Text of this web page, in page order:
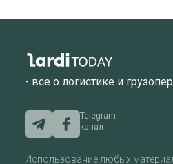
- все о логистике и
Telegram
канал
Использование любых